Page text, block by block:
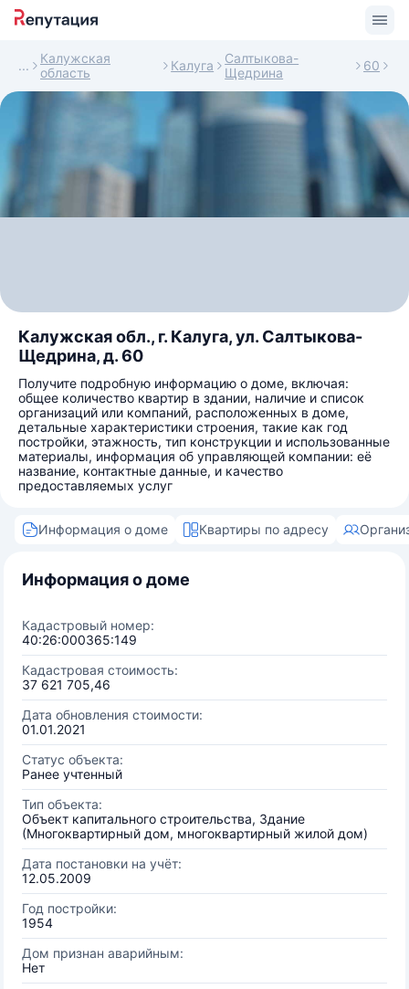
Калужская
область
Калуга
Салтыкова-
Щедрина
60
Калужская обл., г. Калуга, ул. Салтыкова-
Щедрина, д. 60
Получите подробную информацию о доме, включая:
общее количество квартир в здании, наличие и список
организаций или компаний, расположенных в доме,
детальные характеристики строения, такие как год
постройки, этажность, тип конструкции и использованные
материалы, информация об управляющей компании: её
название, контактные данные, и качество
предоставляемых услуг
Информация о доме Квартиры по адресу
Информация о доме
Кадастровый номер:
40:26:000365:149
Кадастровая стоимость:
37 621 705,46
Дата обновления стоимости:
01.01.2021
Статус объекта:
Ранее учтенный
Тип объекта:
Объект капитального строительства, Здание
(Многоквартирный дом, многоквартирный жилой дом)
Дата постановки на учёт:
12.05.2009
Год постройки:
1954
Дом признан аварийным:
Нет